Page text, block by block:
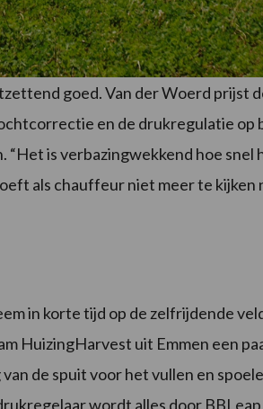
goed. Van der Woerd prijst
en de drukregulatie op
is verbazingwekkend hoe snel
als chauffeur niet meer te kijken
in korte tijd op de zelfrijdende
HuizingHarvest uit Emmen een
de spuit voor het vullen en
wordt alles door